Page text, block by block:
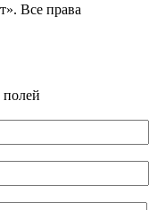
Все права
полей